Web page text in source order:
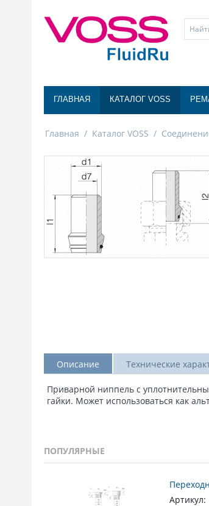
ГЛАВНАЯ КАТАЛОГ VOSS
Главная / Каталог VOSS /
Описание Технические
Приварной ниппель с
гайки. Может использоваться как
ПОПУЛЯРНЫЕ
Артикул: